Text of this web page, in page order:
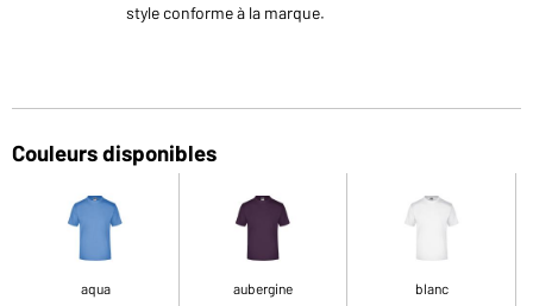
style conforme à la marque.
Couleurs disponibles
aqua aubergine blanc